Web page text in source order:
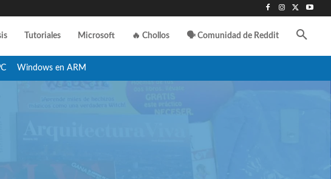
Tutoriales Microsoft 🔥 Chollos 🗣️ Comunidad de Reddit
Windows en ARM